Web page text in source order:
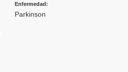
Enfermedad:
Parkinson